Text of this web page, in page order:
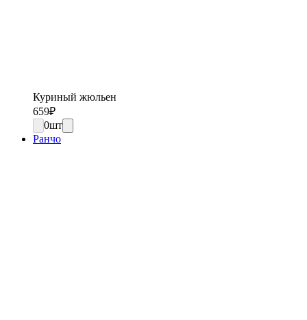
Куриный жюльен
659₽
0шт
Ранчо